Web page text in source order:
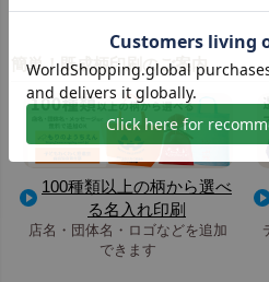
簡単！既成柄印刷のご案内
100種類以上の柄から選べ
る名入れ印刷
店名・団体名・ロゴなどを追加
できます